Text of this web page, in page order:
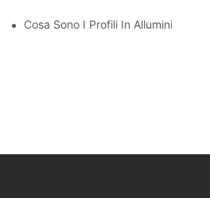
Cosa Sono I Profili In Alluminio